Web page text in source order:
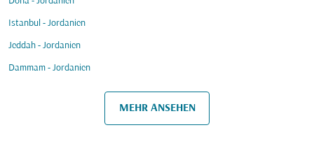
Istanbul - Jordanien
Jeddah - Jordanien
Dammam - Jordanien
MEHR ANSEHEN